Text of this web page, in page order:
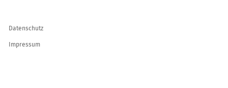
Datenschutz
Impressum